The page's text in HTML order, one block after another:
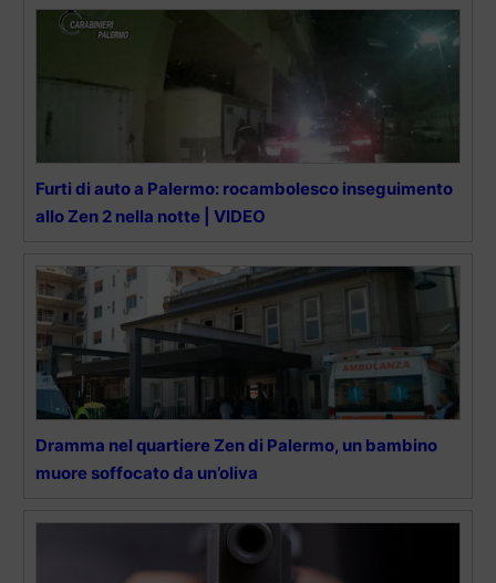
Furti di auto a Palermo: rocambolesco inseguimento
allo Zen 2 nella notte | VIDEO
Dramma nel quartiere Zen di Palermo, un bambino
muore soffocato da un’oliva